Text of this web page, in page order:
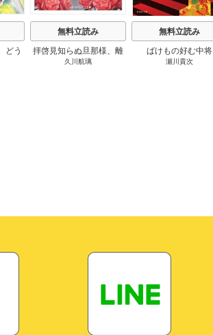
どう
くだ
無料立読み
拝啓見知らぬ旦那様、離
婚していただきます
久川航璃
無料立読み
ばけもの好む中将
瀬川貴次